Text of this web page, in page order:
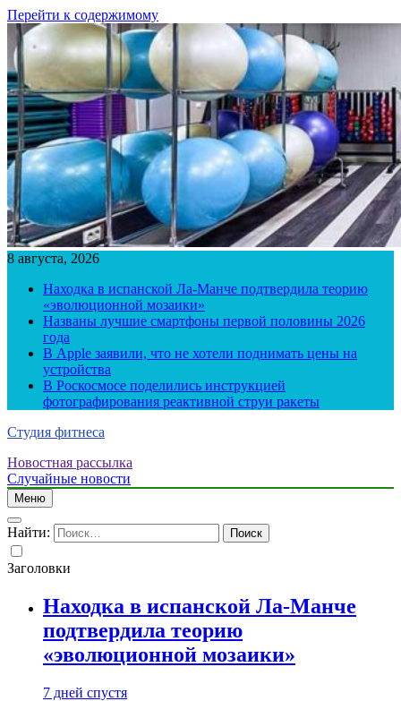
Перейти к содержимому
8 августа, 2026
Находка в испанской Ла-Манче подтвердила теорию
«эволюционной мозаики»
Названы лучшие смартфоны первой половины 2026
года
В Apple заявили, что не хотели поднимать цены на
устройства
В Роскосмосе поделились инструкцией
фотографирования реактивной струи ракеты
Студия фитнеса
Новостная рассылка
Случайные новости
Меню
Найти:
Заголовки
Находка в испанской Ла-Манче
подтвердила теорию
«эволюционной мозаики»
7 дней спустя